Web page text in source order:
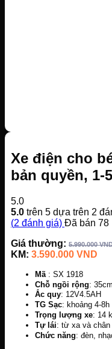
Xe điện cho
bản quyền, 1-
5.0
5.0 trên 5 dựa trên 2
(2 đánh giá) Đã bán 78
Giá thường: 5.990.000
KM: 3.590.000 VND
Mã : SX 1918
Chỗ ngồi rộng: 35cm
Ắc quy: 12V4.5AH
TG Sạc: khoảng 4-8h
Trọng lượng xe: 14
Tự lái: từ xa và chân
Chức năng: đèn,